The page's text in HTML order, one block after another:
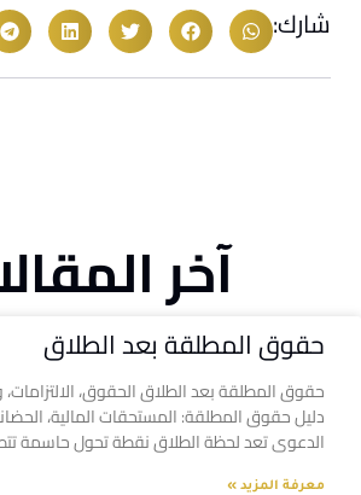
شارك:
آخر
حقوق المطلقة بعد الطلاق
حقوق المطلقة بعد الطلاق الحقوق، الالتزامات،
دليل حقوق المطلقة: المستحقات المالية،
الدعوى تعد لحظة الطلاق نقطة تحول حاسمة
معرفة المزيد »